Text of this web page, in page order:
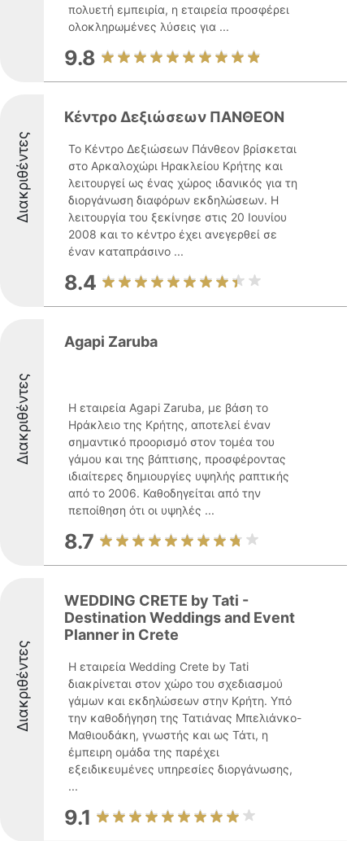
πολυετή εμπειρία, η εταιρεία προσφέρει
ολοκληρωμένες λύσεις για ...
9.8
Διακριθέντες
Κέντρο Δεξιώσεων ΠΑΝΘΕΟΝ
Το Κέντρο Δεξιώσεων Πάνθεον βρίσκεται
στο Αρκαλοχώρι Ηρακλείου Κρήτης και
λειτουργεί ως ένας χώρος ιδανικός για τη
διοργάνωση διαφόρων εκδηλώσεων. Η
λειτουργία του ξεκίνησε στις 20 Ιουνίου
2008 και το κέντρο έχει ανεγερθεί σε
έναν καταπράσινο ...
8.4
Διακριθέντες
Agapi Zaruba
Η εταιρεία Agapi Zaruba, με βάση το
Ηράκλειο της Κρήτης, αποτελεί έναν
σημαντικό προορισμό στον τομέα του
γάμου και της βάπτισης, προσφέροντας
ιδιαίτερες δημιουργίες υψηλής ραπτικής
από το 2006. Καθοδηγείται από την
πεποίθηση ότι οι υψηλές ...
8.7
Διακριθέντες
WEDDING CRETE by Tati -
Destination Weddings and Event
Planner in Crete
Η εταιρεία Wedding Crete by Tati
διακρίνεται στον χώρο του σχεδιασμού
γάμων και εκδηλώσεων στην Κρήτη. Υπό
την καθοδήγηση της Τατιάνας Μπελιάνκο-
Μαθιουδάκη, γνωστής και ως Τάτι, η
έμπειρη ομάδα της παρέχει
εξειδικευμένες υπηρεσίες διοργάνωσης,
...
9.1